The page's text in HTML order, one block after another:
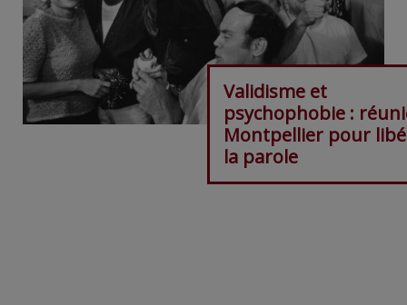
Validisme et
psychophobie :
Montpellier pour
la parole